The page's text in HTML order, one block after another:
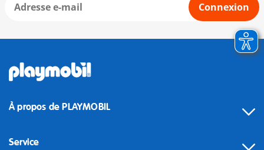
Connexion
À propos de PLAYMOBIL
Service